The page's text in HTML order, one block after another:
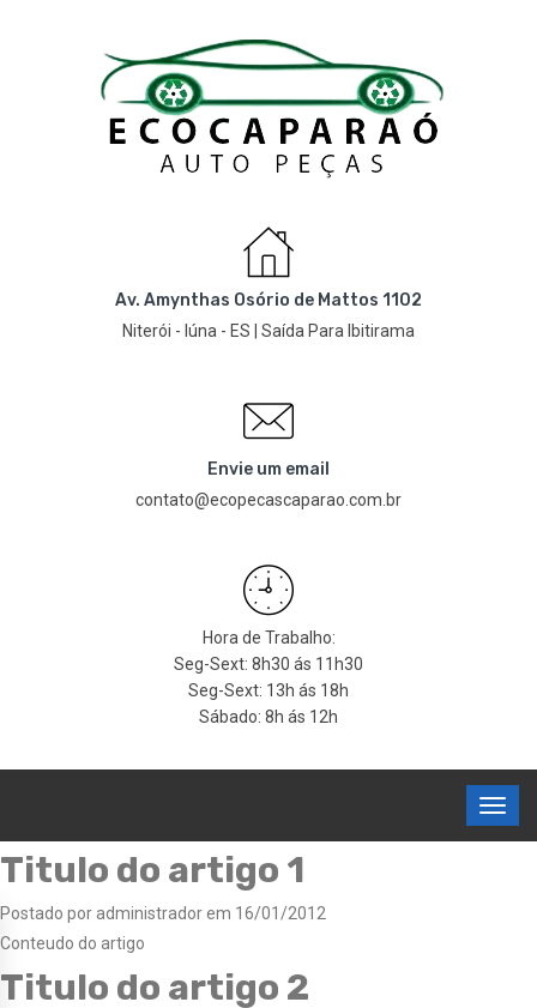
Av. Amynthas Osório de Mattos 1102
Niterói - Iúna - ES | Saída Para Ibitirama
Envie um email
contato@ecopecascaparao.com.br
Hora de Trabalho:
Seg-Sext: 8h30 ás 11h30
Seg-Sext: 13h ás 18h
Sábado: 8h ás 12h
Titulo do artigo 1
Postado por administrador em 16/01/2012
Conteudo do artigo
Titulo do artigo 2